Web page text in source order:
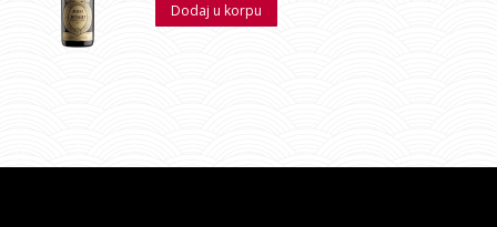
Dodaj u korpu